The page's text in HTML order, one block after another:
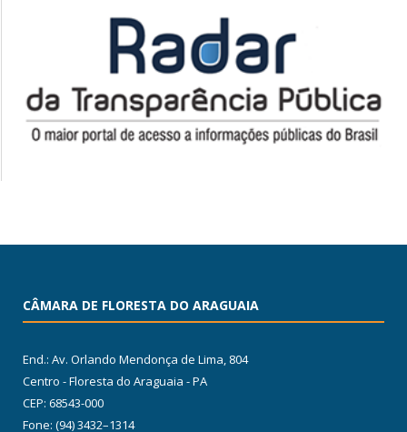
CÂMARA DE FLORESTA DO ARAGUAIA
End.: Av. Orlando Mendonça de Lima, 804
Centro - Floresta do Araguaia - PA
CEP: 68543-000
Fone: (94) 3432–1314